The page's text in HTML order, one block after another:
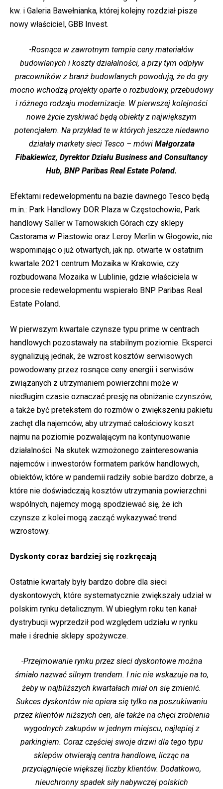
kw. i Galeria Bawełnianka, której kolejny rozdział pisze
nowy właściciel, GBB Invest.
-Rosnące w zawrotnym tempie ceny materiałów
budowlanych i koszty działalności, a przy tym odpływ
pracowników z branż budowlanych powodują, że do gry
mocno wchodzą projekty oparte o rozbudowy, przebudowy
i różnego rodzaju modernizacje. W pierwszej kolejności
nowe życie zyskiwać będą obiekty z największym
potencjałem. Na przykład te w których jeszcze niedawno
działały markety sieci Tesco – mówi Małgorzata
Fibakiewicz, Dyrektor Działu Business and Consultancy
Hub, BNP Paribas Real Estate Poland.
Efektami redewelopmentu na bazie dawnego Tesco będą
m.in.: Park Handlowy DOR Plaza w Częstochowie, Park
handlowy Saller w Tarnowskich Górach czy sklepy
Castorama w Piastowie oraz Leroy Merlin w Głogowie, nie
wspominając o już otwartych, jak np. otwarte w ostatnim
kwartale 2021 centrum Mozaika w Krakowie, czy
rozbudowana Mozaika w Lublinie, gdzie właściciela w
procesie redewelopmentu wspierało BNP Paribas Real
Estate Poland.
W pierwszym kwartale czynsze typu prime w centrach
handlowych pozostawały na stabilnym poziomie. Eksperci
sygnalizują jednak, że wzrost kosztów serwisowych
powodowany przez rosnące ceny energii i serwisów
związanych z utrzymaniem powierzchni może w
niedługim czasie oznaczać presję na obniżanie czynszów,
a także być pretekstem do rozmów o zwiększeniu pakietu
zachęt dla najemców, aby utrzymać całościowy koszt
najmu na poziomie pozwalającym na kontynuowanie
działalności. Na skutek wzmożonego zainteresowania
najemców i inwestorów formatem parków handlowych,
obiektów, które w pandemii radziły sobie bardzo dobrze, a
które nie doświadczają kosztów utrzymania powierzchni
wspólnych, najemcy mogą spodziewać się, że ich
czynsze z kolei mogą zacząć wykazywać trend
wzrostowy.
Dyskonty coraz bardziej się rozkręcają
Ostatnie kwartały były bardzo dobre dla sieci
dyskontowych, które systematycznie zwiększały udział w
polskim rynku detalicznym. W ubiegłym roku ten kanał
dystrybucji wyprzedził pod względem udziału w rynku
małe i średnie sklepy spożywcze.
-Przejmowanie rynku przez sieci dyskontowe można
śmiało nazwać silnym trendem. I nic nie wskazuje na to,
żeby w najbliższych kwartałach miał on się zmienić.
Sukces dyskontów nie opiera się tylko na poszukiwaniu
przez klientów niższych cen, ale także na chęci zrobienia
wygodnych zakupów w jednym miejscu, najlepiej z
parkingiem. Coraz częściej swoje drzwi dla tego typu
sklepów otwierają centra handlowe, licząc na
przyciągnięcie większej liczby klientów. Dodatkowo,
nieuchronny spadek siły nabywczej polskich